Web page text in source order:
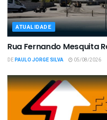
ATUALIDADE
Rua Fernando Mesquita
DEPAULO JORGE SILVA 05/08/2026